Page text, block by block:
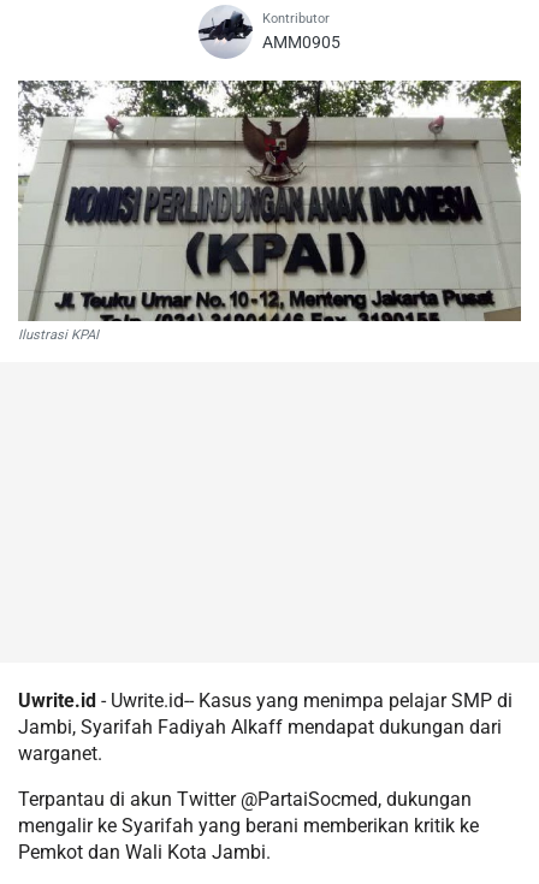
Kontributor
AMM0905
Ilustrasi KPAI
Uwrite.id - Uwrite.id-- Kasus yang menimpa pelajar SMP di
Jambi, Syarifah Fadiyah Alkaff mendapat dukungan dari
warganet.
Terpantau di akun Twitter @PartaiSocmed, dukungan
mengalir ke Syarifah yang berani memberikan kritik ke
Pemkot dan Wali Kota Jambi.